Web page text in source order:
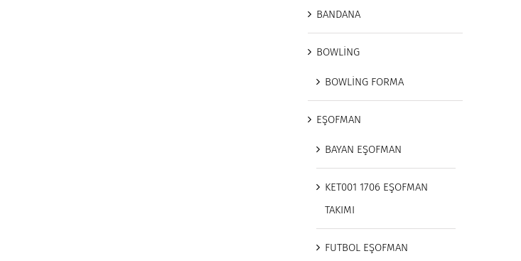
BANDANA
BOWLİNG
BOWLİNG FORMA
EŞOFMAN
BAYAN EŞOFMAN
KET001 1706 EŞOFMAN
TAKIMI
FUTBOL EŞOFMAN